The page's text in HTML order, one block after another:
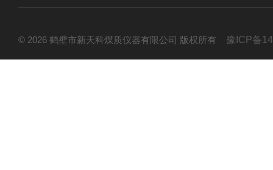
© 2026 鹤壁市新天科煤质仪器有限公司 版权所有 豫ICP备